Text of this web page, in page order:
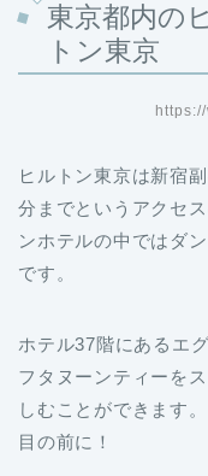
東京都内
トン東京
ヒルトン東京は新宿
分までというアクセ
ンホテルの中ではダ
です。
ホテル37階にあるエ
フタヌーンティーを
しむことができます
目の前に！